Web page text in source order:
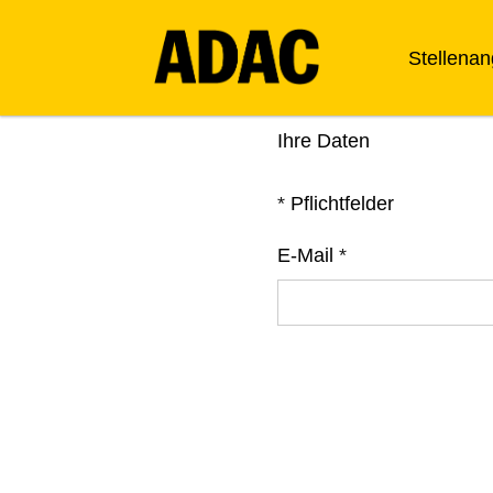
Ihre Daten
* Pflichtfelder
E-Mail *